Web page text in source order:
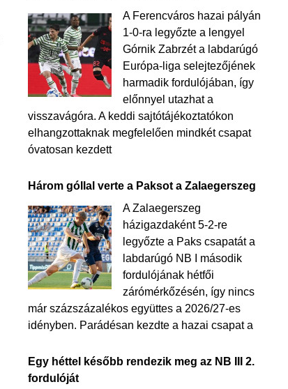
A Ferencváros hazai pályán
1-0-ra legyőzte a lengyel
Górnik Zabrzét a labdarúgó
Európa-liga selejtezőjének
harmadik fordulójában, így
előnnyel utazhat a
visszavágóra. A keddi sajtótájékoztatókon
elhangzottaknak megfelelően mindkét csapat
óvatosan kezdett
Három góllal verte a Paksot a Zalaegerszeg
A Zalaegerszeg
házigazdaként 5-2-re
legyőzte a Paks csapatát a
labdarúgó NB I második
fordulójának hétfői
zárómérkőzésén, így nincs
már százszázalékos együttes a 2026/27-es
idényben. Parádésan kezdte a hazai csapat a
Egy héttel később rendezik meg az NB III 2.
fordulóját